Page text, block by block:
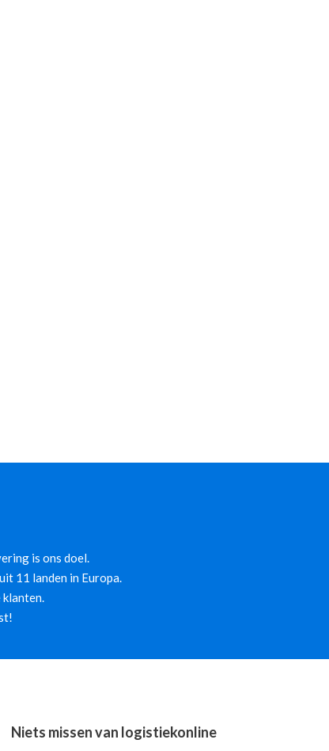
is ons doel.
11 landen in Europa.
klanten.
Niets missen van logistiekonline